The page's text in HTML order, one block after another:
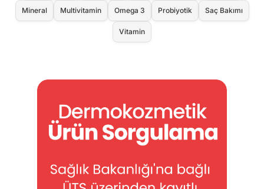
Mineral Multivitamin Omega 3 Probiyotik Saç Bakımı
Vitamin